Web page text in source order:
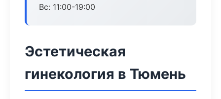
Вс: 11:00-19:00
Эстетическая
гинекология в Тюмень